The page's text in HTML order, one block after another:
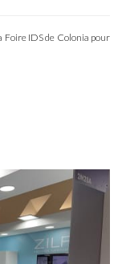
IDS de Colonia pour